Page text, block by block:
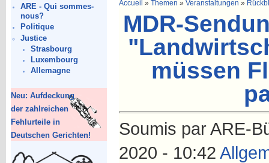
ARE - Qui sommes-
nous?
Politique
Justice
Strasbourg
Luxembourg
Allemagne
Neu: Aufdeckung
der zahlreichen
Fehlurteile in
Deutschen Gerichten!
Accueil » Themen » Veranstaltungen »
MDR-
müssen
Soumis par ARE-
2020 - 10:42